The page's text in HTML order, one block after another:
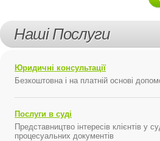
Наші Послуги
Юридичні консультації
Безкоштовна і на платній основі
Послуги в суді
Представництво інтересів клієнтів у
процесуальних документів